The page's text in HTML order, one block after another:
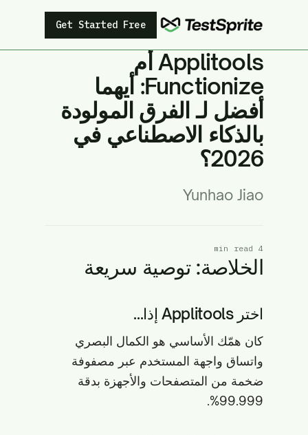
Get Started Free
Applitools أم
Functionize: أيهما
أفضل لـ الفرق المولودة
بالذكاء الاصطناعي في
2026؟
Yunhao Jiao
4 min read
الخلاصة: توصية سريعة
اختر Applitools إذا...
كان همّك الأساسي هو الكمال البصري
واتساق واجهة المستخدم عبر مصفوفة
ضخمة من المتصفحات والأجهزة بدقة
99.999%.